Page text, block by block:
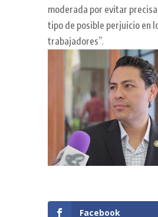
moderada por evitar
tipo de posible perjuicio en
trabajadores”.
Facebook